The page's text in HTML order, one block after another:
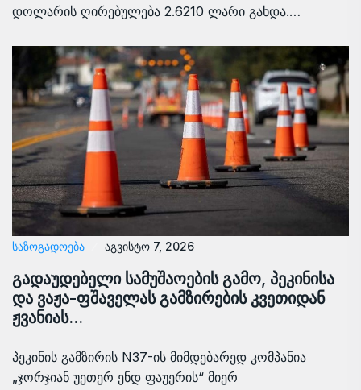
დოლარის ღირებულება 2.6210 ლარი გახდა.…
ᲡᲐᲖᲝᲒᲐᲓᲝᲔᲑᲐ აგვისტო 7, 2026
გადაუდებელი სამუშაოების გამო, პეკინისა
და ვაჟა-ფშაველას გამზირების კვეთიდან
ჟვანიას…
პეკინის გამზირის N37-ის მიმდებარედ კომპანია
„ჯორჯიან უეთერ ენდ ფაუერის“ მიერ